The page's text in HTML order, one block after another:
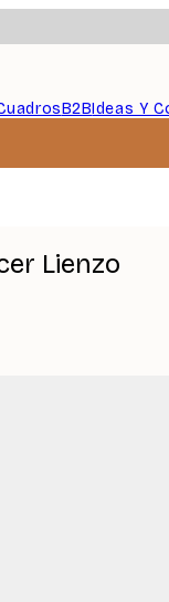
B2BIdeas Y
Lienzo